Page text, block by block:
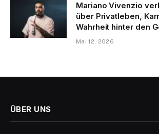
Mariano Vivenzio
über Privatleben,
Wahrheit hinter den
Mai 12, 2026
ÜBER UNS